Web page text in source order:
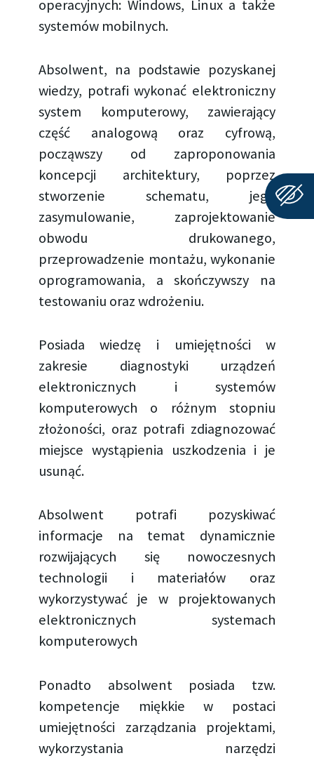
operacyjnych: Windows, Linux a także
systemów mobilnych.
Absolwent, na podstawie pozyskanej
wiedzy, potrafi wykonać elektroniczny
system komputerowy, zawierający
część analogową oraz cyfrową,
począwszy od zaproponowania
koncepcji architektury, poprzez
stworzenie schematu, jego
zasymulowanie, zaprojektowanie
obwodu drukowanego,
przeprowadzenie montażu, wykonanie
oprogramowania, a skończywszy na
testowaniu oraz wdrożeniu.
Posiada wiedzę i umiejętności w
zakresie diagnostyki urządzeń
elektronicznych i systemów
komputerowych o różnym stopniu
złożoności, oraz potrafi zdiagnozować
miejsce wystąpienia uszkodzenia i je
usunąć.
Absolwent potrafi pozyskiwać
informacje na temat dynamicznie
rozwijających się nowoczesnych
technologii i materiałów oraz
wykorzystywać je w projektowanych
elektronicznych systemach
komputerowych
Ponadto absolwent posiada tzw.
kompetencje miękkie w postaci
umiejętności zarządzania projektami,
wykorzystania narzędzi